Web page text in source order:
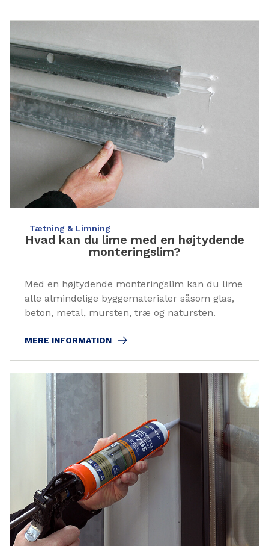
Tætning & Limning
Hvad kan du lime med en højtydende
monteringslim?
Med en højtydende monteringslim kan du lime
alle almindelige byggematerialer såsom glas,
beton, metal, mursten, træ og natursten.
MERE INFORMATION